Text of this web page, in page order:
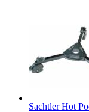
Sachtler Hot